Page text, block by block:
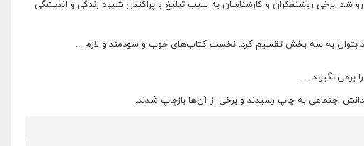
شد. برخی روشنفکران و کارشناسان به سبب تبلیغ و پراکندن شیوه زندگی و اندیشگی
بتوان به سه بخش تقسیم کرد: نخست کتاب‌های خوب و سودمند و لازم ...
.